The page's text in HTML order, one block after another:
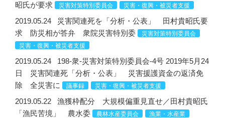
昭氏が要求
災害対策特別委員会 災害・復興・被災者支援
2019.05.24
災害関連死を「分析・公表」 田村貴昭氏要
求 防災相が答弁 衆院災害特別委
災害対策特別委員会
災害・復興・被災者支援
2019.05.24
198-衆-災害対策特別委員会-4号 2019年5月24
日 災害関連死「分析・公表」 災害援護資金の返済免
除 全災害に
議事録 災害・復興・被災者支援
2019.05.22
漁獲枠配分 大規模偏重見直せ／田村貴昭氏
「漁民苦境」 農水委
農林水産委員会 漁業・水産業